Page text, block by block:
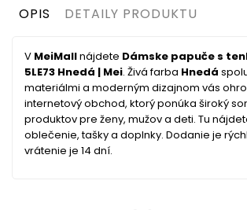
OPIS DETAILY PRODUKTU
V MeiMallnájdete Dámske papuče s
5LE73 Hnedá | Mei. Živá farba Hnedá
materiálmi a moderným dizajnom vás
internetový obchod, ktorý ponúka široký
produktov pre ženy, mužov a deti. Tu
oblečenie, tašky a doplnky. Dodanie je
vrátenie je 14 dní.